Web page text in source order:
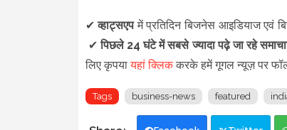
✔व्हाट्सएप में प्रतिदिन बिजनेस आइडियाज एवं
✔पिछले 24 घंटे में सबसे ज्यादा पढ़े जा रहे
लिए कृपयायहां क्लिककरके हमें गूगल न्यूज़ पर
Tags business-news featured